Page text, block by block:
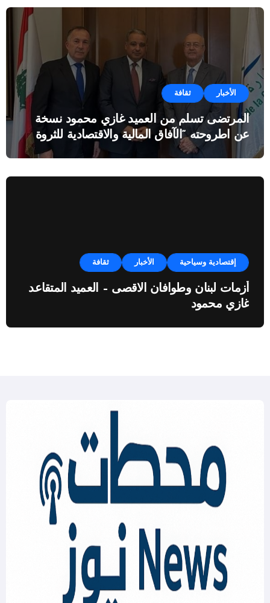
الأخبار ثقافة
المرتضى تسلم من العميد غازي محمود نسخة
عن اطروحته “الآفاق المالية والاقتصادية للثروة
إقتصادية وسياحية الأخبار ثقافة
أزمات لبنان وطوافان الاقصى – العميد المتقاعد
غازي محمود